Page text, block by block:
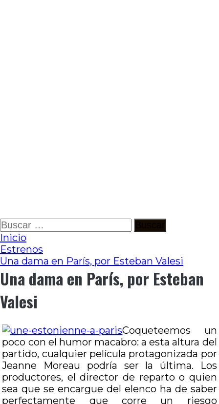
Ir
al
contenido
Buscar:
Inicio
Estrenos
Una dama en París, por Esteban Valesi
Una dama en París, por Esteban
Valesi
Coqueteemos un
poco con el humor macabro: a esta altura del
partido, cualquier película protagonizada por
Jeanne Moreau podría ser la última. Los
productores, el director de reparto o quien
sea que se encargue del elenco ha de saber
perfectamente que corre un riesgo